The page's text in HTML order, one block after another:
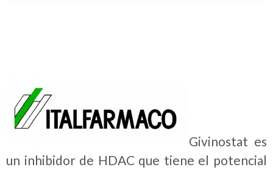
Givinostat es
un inhibidor de HDAC que tiene el potencial